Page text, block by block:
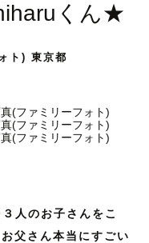
くん★
ト) 東京都
人のお子さんをこ
父さん本当にすごい